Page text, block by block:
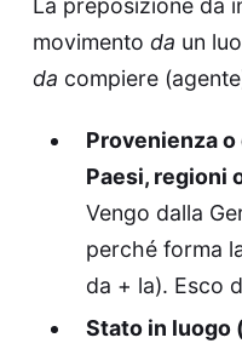
movimento da un
da compiere
Provenienza
Paesi, regioni
Vengo dalla
perché forma
da + la). Esco
Stato in luogo